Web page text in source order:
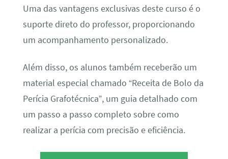
Uma das vantagens exclusivas deste curso é o
suporte direto do professor, proporcionando
um acompanhamento personalizado.
Além disso, os alunos também receberão um
material especial chamado “Receita de Bolo da
Perícia Grafotécnica”, um guia detalhado com
um passo a passo completo sobre como
realizar a perícia com precisão e eficiência.